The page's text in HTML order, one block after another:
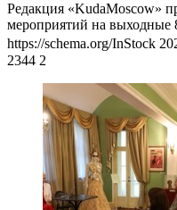
Редакция «KudaMoscow»
мероприятий на выходные
https://schema.org/InStock
2344 2